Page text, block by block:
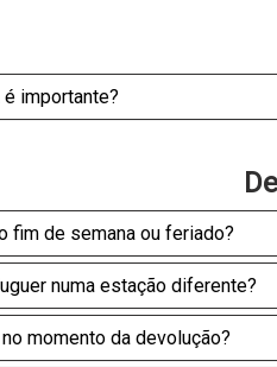
importante?
fim de semana ou feriado?
numa estação diferente?
momento da devolução?